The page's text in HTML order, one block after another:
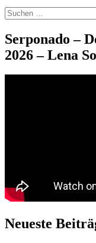
Suche
nach:
Serponado –
2026 – Lena
Neueste